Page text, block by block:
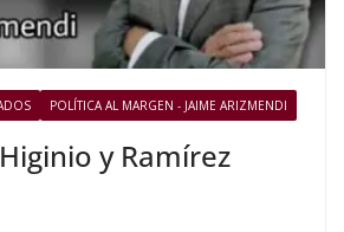
POLÍTICA AL MARGEN - JAIME ARIZMENDI
y Ramírez